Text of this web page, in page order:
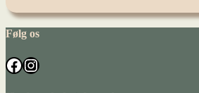
Følg os
Facebook
Instagram